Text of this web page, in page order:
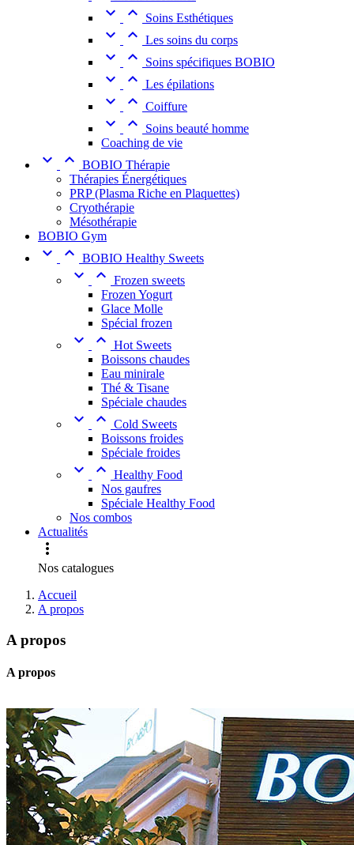
  Soins Esthétiques
  Les soins du corps
  Soins spécifiques BOBIO
  Les épilations
  Coiffure
 
Soins beauté homme
Coaching de vie
  BOBIO Thérapie
Thérapies Énergétiques
PRP (Plasma Riche en Plaquettes)
Cryothérapie
Mésothérapie
BOBIO Gym
  BOBIO Healthy Sweets
  Frozen sweets
Frozen Yogurt
Glace Molle
Spécial frozen
  Hot Sweets
Boissons chaudes
Eau minirale
Thé & Tisane
Spéciale chaudes
  Cold Sweets
Boissons froides
Spéciale froides
  Healthy Food
Nos gaufres
Spéciale Healthy Food
Nos combos
Actualités

Nos catalogues
Accueil
A propos
A propos
A propos